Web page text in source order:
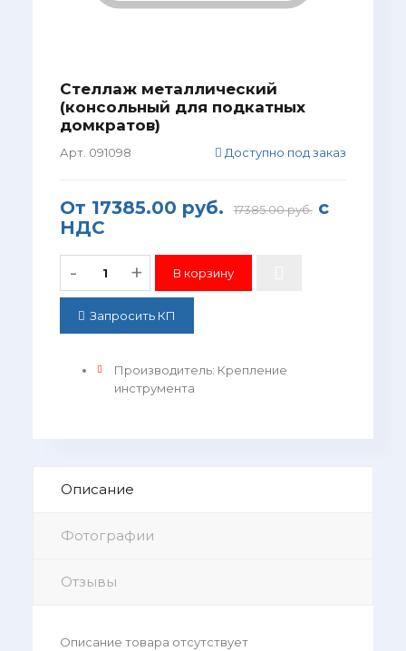
Стеллаж металлический
(консольный для подкатных
домкратов)
Арт. 091098 Доступно под заказ
От 17385.00 руб. 17385.00 руб.с
НДС
- +
Запросить КП
Производитель: Крепление
инструмента
Описание
Фотографии
Отзывы
Описание товара отсутствует